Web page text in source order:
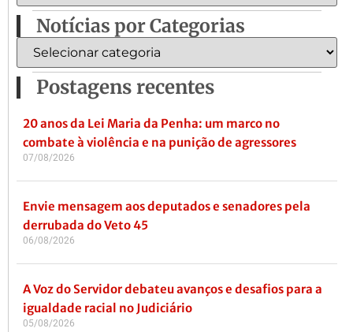
Notícias por Categorias
Postagens recentes
20 anos da Lei Maria da Penha: um marco no
combate à violência e na punição de agressores
07/08/2026
Envie mensagem aos deputados e senadores pela
derrubada do Veto 45
06/08/2026
A Voz do Servidor debateu avanços e desafios para a
igualdade racial no Judiciário
05/08/2026